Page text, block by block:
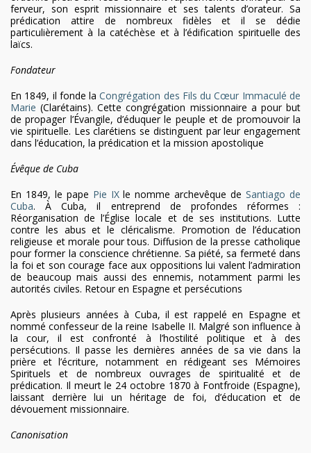
ferveur, son esprit missionnaire et ses talents d’orateur. Sa
prédication attire de nombreux fidèles et il se dédie
particulièrement à la catéchèse et à l’édification spirituelle des
laïcs.
Fondateur
En 1849, il fonde laCongrégation des Fils du Cœur Immaculé de
Marie (Clarétains). Cette congrégation missionnaire a pour but
de propager l’Évangile, d’éduquer le peuple et de promouvoir la
vie spirituelle. Les clarétiens se distinguent par leur engagement
dans l’éducation, la prédication et la mission apostolique
Évêque de Cuba
En 1849, le pape Pie IXle nomme archevêque deSantiago de
Cuba. À Cuba, il entreprend de profondes réformes :
Réorganisation de l’Église locale et de ses institutions. Lutte
contre les abus et le cléricalisme. Promotion de l’éducation
religieuse et morale pour tous. Diffusion de la presse catholique
pour former la conscience chrétienne. Sa piété, sa fermeté dans
la foi et son courage face aux oppositions lui valent l’admiration
de beaucoup mais aussi des ennemis, notamment parmi les
autorités civiles. Retour en Espagne et persécutions
Après plusieurs années à Cuba, il est rappelé en Espagne et
nommé confesseur de la reine Isabelle II. Malgré son influence à
la cour, il est confronté à l’hostilité politique et à des
persécutions. Il passe les dernières années de sa vie dans la
prière et l’écriture, notamment en rédigeant ses Mémoires
Spirituels et de nombreux ouvrages de spiritualité et de
prédication. Il meurt le 24 octobre 1870 à Fontfroide (Espagne),
laissant derrière lui un héritage de foi, d’éducation et de
dévouement missionnaire.
Canonisation